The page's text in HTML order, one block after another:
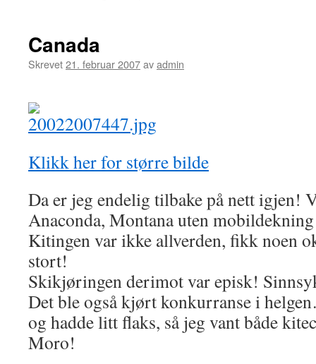
Canada
Skrevet21. februar 2007avadmin
Klikk her for større bilde
Da er jeg endelig tilbake på nett igjen!
Anaconda, Montana uten
Kitingen var ikke allverden, fikk noen
stort!
Skikjøringen derimot var episk!
Det ble også kjørt konkurranse i
og hadde litt flaks, så jeg vant både
Moro!